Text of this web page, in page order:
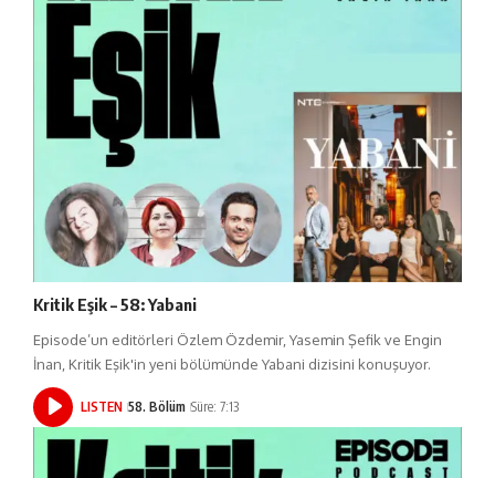
Kritik Eşik – 58: Yabani
Episode’un editörleri Özlem Özdemir, Yasemin Şefik ve Engin
İnan, Kritik Eşik'in yeni bölümünde Yabani dizisini konuşuyor.
LISTEN 58. Bölüm Süre: 7:13